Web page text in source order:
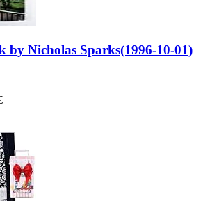
by Nicholas Sparks(1996-10-01)